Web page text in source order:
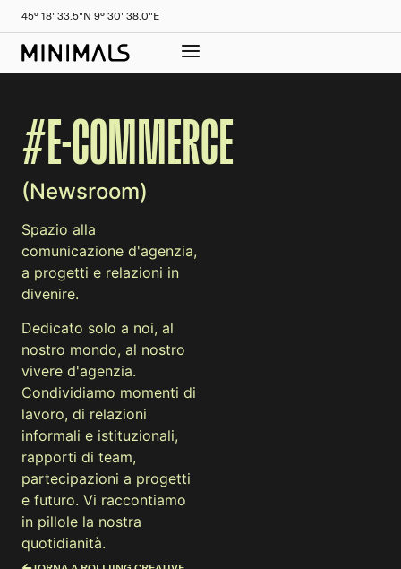
45° 18' 33.5"N 9° 30' 38.0"E
#E-COMMERCE
(Newsroom)
Spazio alla
comunicazione d'agenzia,
a progetti e relazioni in
divenire.
Dedicato solo a noi, al
nostro mondo, al nostro
vivere d'agenzia.
Condividiamo momenti di
lavoro, di relazioni
informali e istituzionali,
rapporti di team,
partecipazioni a progetti
e futuro. Vi raccontiamo
in pillole la nostra
quotidianità.